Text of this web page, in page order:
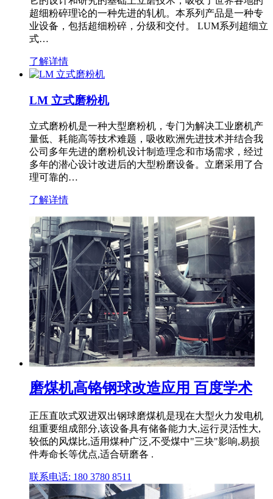
超细粉碎理论的一种先进的轧机。本系列产品是一种专
业设备，包括超细粉碎，分级和交付。 LUM系列超细立
式…
了解详情
LM 立式磨粉机
立式磨粉机是一种大型磨粉机，专门为解决工业磨机产
量低、耗能高等技术难题，吸收欧洲先进技术并结合我
公司多年先进的磨粉机设计制造理念和市场需求，经过
多年的潜心设计改进后的大型粉磨设备。立磨采用了合
理可靠的…
了解详情
磨煤机高铬钢球改造应用 百度学术
正压直吹式双进双出钢球磨煤机是现在大型火力发电机
组重要组成部分,该设备具有储备能力大,运行灵活性大,
较低的风煤比,适用煤种广泛,不受煤中"三块"影响,易损
件寿命长等优点,适合研磨各 .
联系电话: 180 3780 8511